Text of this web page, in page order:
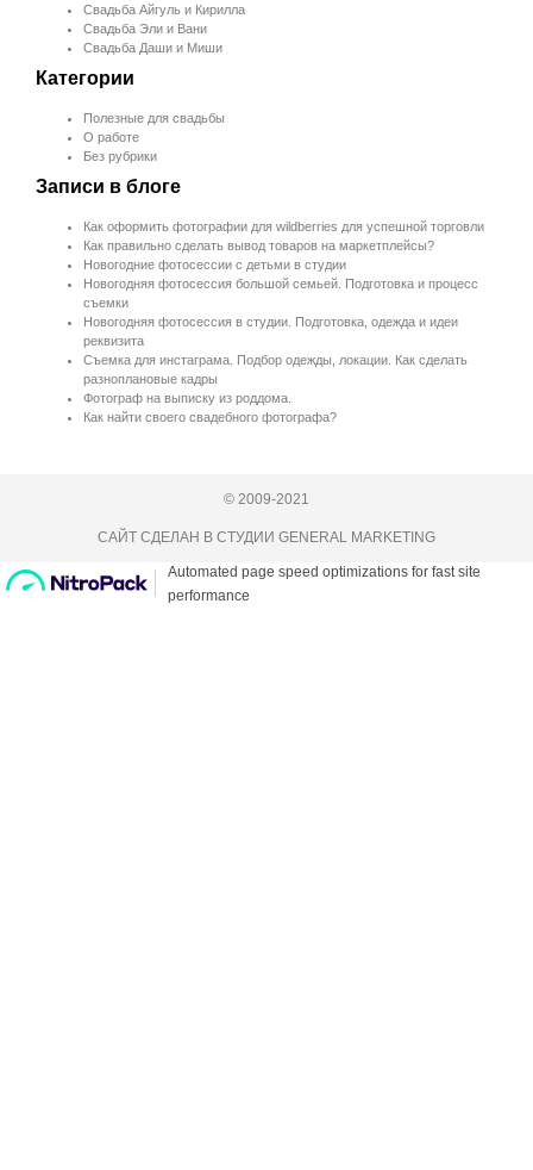
Свадьба Айгуль и Кирилла
Свадьба Эли и Вани
Свадьба Даши и Миши
Категории
Полезные для свадьбы
О работе
Без рубрики
Записи в блоге
Как оформить фотографии для wildberries для успешной торговли
Как правильно сделать вывод товаров на маркетплейсы?
Новогодние фотосессии с детьми в студии
Новогодняя фотосессия большой семьей. Подготовка и процесс
съемки
Новогодняя фотосессия в студии. Подготовка, одежда и идеи
реквизита
Съемка для инстаграма. Подбор одежды, локации. Как сделать
разноплановые кадры
Фотограф на выписку из роддома.
Как найти своего свадебного фотографа?
© 2009-2021
САЙТ СДЕЛАН В СТУДИИ GENERAL MARKETING